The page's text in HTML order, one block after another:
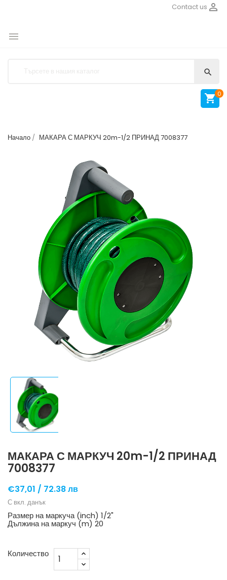

Contact us


 0
Начало МАКАРА С МАРКУЧ 20m-1/2 ПРИНАД 7008377
МАКАРА С МАРКУЧ 20m-1/2 ПРИНАД
7008377
€37,01 / 72.38 лв
С вкл. данък
Размер на маркуча (inch) 1/2"
Дължина на маркуч (m) 20
Количество